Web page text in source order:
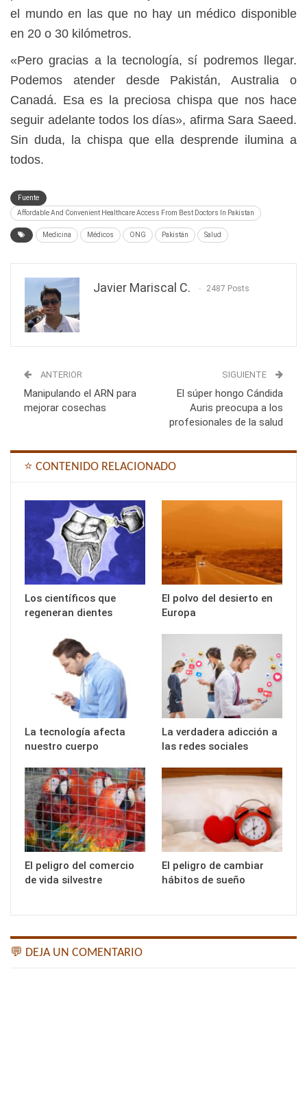
el mundo en las que no hay un médico disponible
en 20 o 30 kilómetros.
«Pero gracias a la tecnología, sí podremos llegar.
Podemos atender desde Pakistán, Australia o
Canadá. Esa es la preciosa chispa que nos hace
seguir adelante todos los días», afirma Sara Saeed.
Sin duda, la chispa que ella desprende ilumina a
todos.
Fuente
Affordable And Convenient Healthcare Access From Best Doctors In Pakistan
Medicina Médicos ONG Pakistán Salud
Javier Mariscal C. 2487 Posts
ANTERIOR
Manipulando el ARN para
mejorar cosechas
SIGUIENTE
El súper hongo Cándida
Auris preocupa a los
profesionales de la salud
⭐ CONTENIDO RELACIONADO
Los científicos que
regeneran dientes
El polvo del desierto en
Europa
La tecnología afecta
nuestro cuerpo
La verdadera adicción a
las redes sociales
El peligro del comercio
de vida silvestre
El peligro de cambiar
hábitos de sueño
💬 DEJA UN COMENTARIO